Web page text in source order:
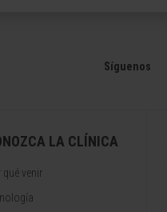
Síguenos
LA CLÍNICA
qué venir